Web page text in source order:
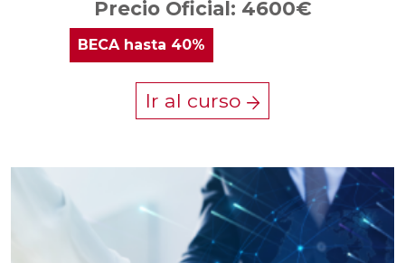
Precio Oficial: 4600€
BECAhasta 40%
Ir al curso